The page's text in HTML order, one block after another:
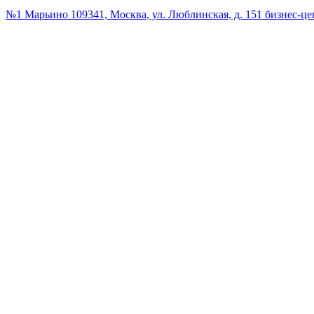
№1 Марьино 109341, Москва, ул. Люблинская, д. 151 бизнес-